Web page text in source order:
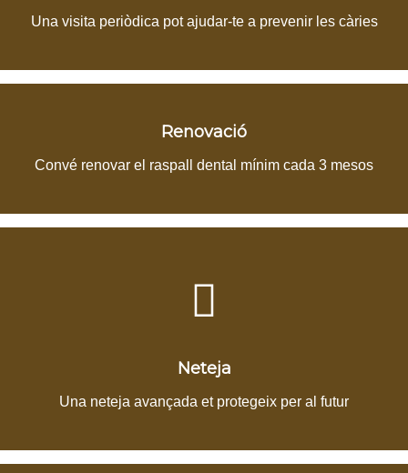
Una visita periòdica pot ajudar-te a prevenir les càries
Renovació
Convé renovar el raspall dental mínim cada 3 mesos
Neteja
Una neteja avançada et protegeix per al futur